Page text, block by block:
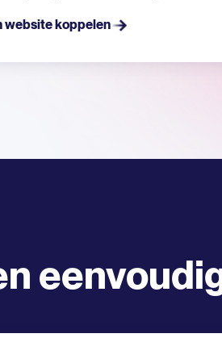
website koppelen